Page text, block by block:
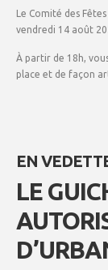
Le Comité des
vendredi 14 août
À partir de 18h,
place et de façon
EN
LE